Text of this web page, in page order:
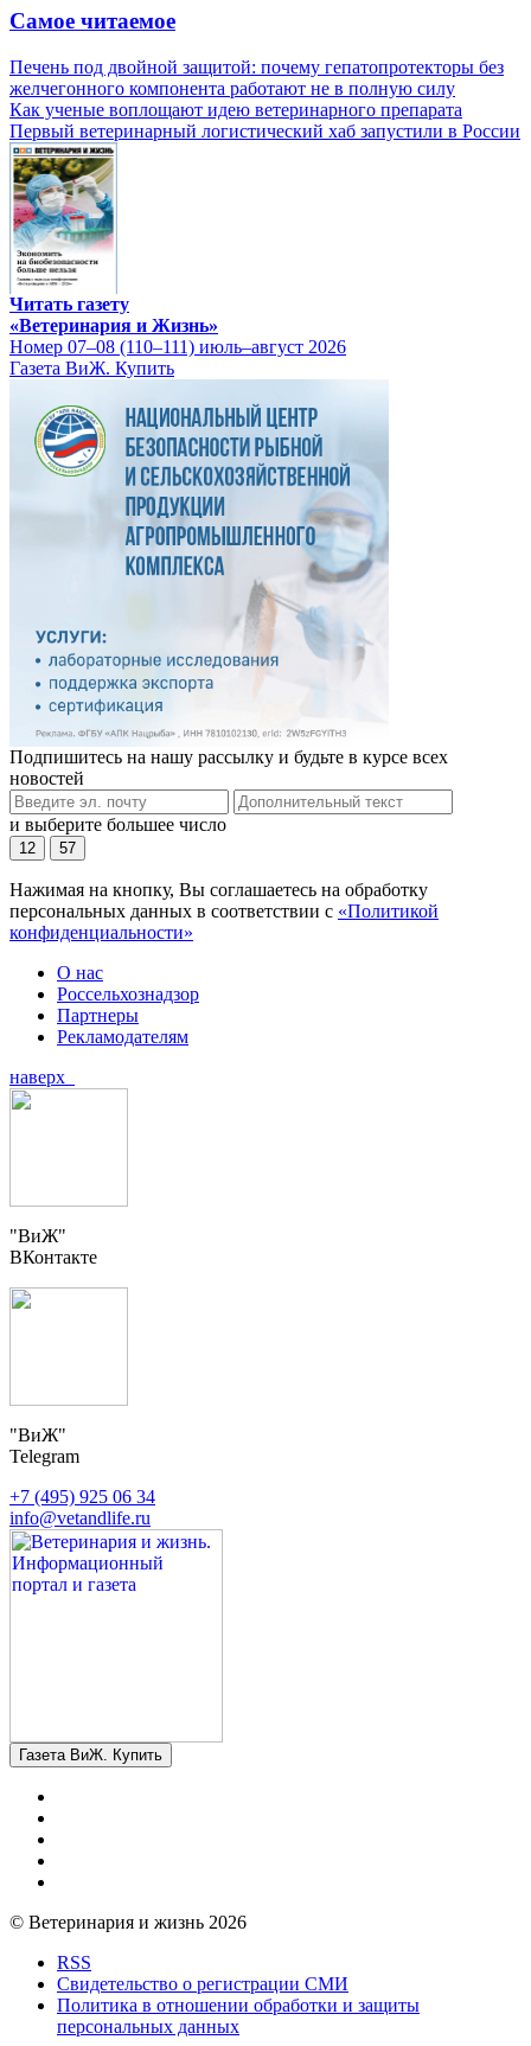
Самое читаемое
Печень под двойной защитой: почему гепатопротекторы без
желчегонного компонента работают не в полную силу
Как ученые воплощают идею ветеринарного препарата
Первый ветеринарный логистический хаб запустили в России
Читать газету
«Ветеринария и Жизнь»
Номер 07–08 (110–111) июль–август 2026
Газета ВиЖ. Купить
Подпишитесь на нашу рассылку и будьте в курсе всех
новостей
и выберите большее число
12 57
Нажимая на кнопку, Вы соглашаетесь на обработку
персональных данных в соответствии с «Политикой
конфиденциальности»
О нас
Россельхознадзор
Партнеры
Рекламодателям
наверх
"ВиЖ"
ВКонтакте
"ВиЖ"
Telegram
+7 (495) 925 06 34
info@vetandlife.ru
Газета ВиЖ. Купить
© Ветеринария и жизнь 2026
RSS
Свидетельство о регистрации СМИ
Политика в отношении обработки и защиты
персональных данных